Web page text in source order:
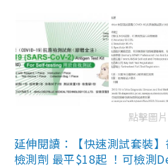
點擊圖
延伸閱讀：【快速測試套裝
檢測劑 最平$18起 ！可檢測